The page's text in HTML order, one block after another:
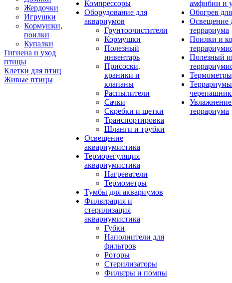
Жердочки
Игрушки
Кормушки,
поилки
Купалки
Гигиена и уход
птицы
Клетки для птиц
Живые птицы
Компрессоры
Оборудование для
аквариумов
Грунтоочистители
Кормушки
Полезный
инвентарь
Присоски,
краники и
клапаны
Распылители
Сачки
Скребки и щетки
Транспортировка
Шланги и трубки
Освещение
аквариумистика
Терморегуляция
аквариумистика
Нагреватели
Термометры
Тумбы для аквариумов
Фильтрация и
стерилизация
аквариумистика
Губки
Наполнители для
фильтров
Роторы
Стерилизаторы
Фильтры и помпы
амфибии и
Обогрев
Освещение
террариума
Поилки и
Полезный
террариума